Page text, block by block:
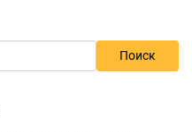
Поиск